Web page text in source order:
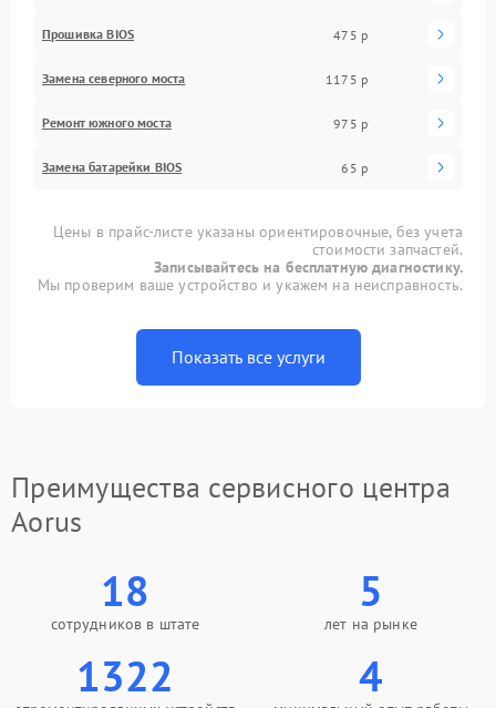
Прошивка BIOS 475 р
Замена северного моста 1175 р
Ремонт южного моста 975 р
Замена батарейки BIOS 65 р
Цены в прайс-листе указаны ориентировочные, без учета
стоимости запчастей.
Записывайтесь на бесплатную диагностику.
Мы проверим ваше устройство и укажем на неисправность.
Показать все услуги
Преимущества сервисного центра
Aorus
18
сотрудников в штате
5
лет на рынке
1322 4